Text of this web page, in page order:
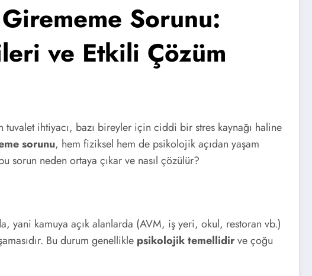
Sorunu:
ve Etkili Çözüm
ihtiyacı, bazı bireyler için ciddi bir stres kaynağı haline
sorunu, hem fiziksel hem de psikolojik açıdan yaşam
sorun neden ortaya çıkar ve nasıl çözülür?
yani kamuya açık alanlarda (AVM, iş yeri, okul, restoran vb.)
Bu durum genellikle psikolojik temellidirve çoğu